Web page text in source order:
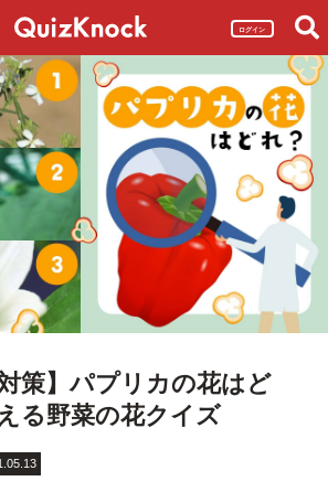
ログイン
策】パプリカの花はど
る野菜の花クイズ